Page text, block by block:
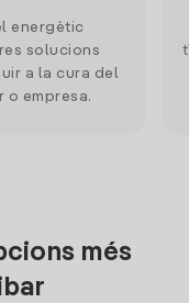
energètic
solucions
a la cura del
o empresa.
més